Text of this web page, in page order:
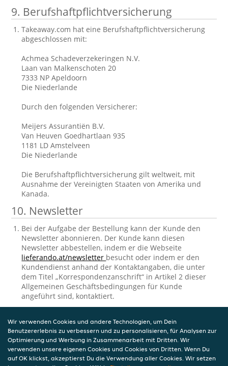
9. Berufshaftpflichtversicherung
Takeaway.com hat eine Berufshaftpflichtversicherung
abgeschlossen mit:
Achmea Schadeverzekeringen N.V.
Laan van Malkenschoten 20
7333 NP Apeldoorn
Die Niederlande
Durch den folgenden Versicherer:
Meijers Assurantiën B.V.
Van Heuven Goedhartlaan 935
1181 LD Amstelveen
Die Niederlande
Die Berufshaftpflichtversicherung gilt weltweit, mit
Ausnahme der Vereinigten Staaten von Amerika und
Kanada.
10. Newsletter
Bei der Aufgabe der Bestellung kann der Kunde den
Newsletter abonnieren. Der Kunde kann diesen
Newsletter abbestellen, indem er die Webseite
lieferando.at/newsletter besucht oder indem er den
Kundendienst anhand der Kontaktangaben, die unter
dem Titel „Korrespondenzanschrift“ in Artikel 2 dieser
Allgemeinen Geschäftsbedingungen für Kunde
angeführt sind, kontaktiert.
gespeicherten personenbezogenen
Daten
Takeaway.com verarbeitet personenbezogene Daten in
Wir verwenden Cookies und andere Technologien, um Dein
Benutzererlebnis zu verbessern und zu personalisieren, für Analysen zur
Optimierung und Werbung in Zusammenarbeit mit Dritten. Wir
verwenden unsere eigenen Cookies und Cookies von Dritten. Wenn Du
auf OK klickst, akzeptierst Du die Verwendung aller Cookies. Wir setzen